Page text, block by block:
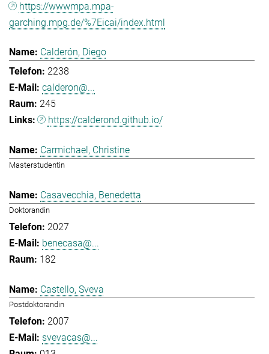
https://wwwmpa.mpa-
garching.mpg.de/%7Eicai/index.html
Calderón, Diego
2238
calderon@...
245
https://calderond.github.io/
Carmichael, Christine
Masterstudentin
Casavecchia, Benedetta
Doktorandin
2027
benecasa@...
182
Castello, Sveva
Postdoktorandin
2007
svevacas@...